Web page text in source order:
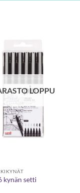
LOPPU
kynän setti